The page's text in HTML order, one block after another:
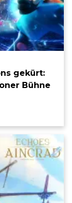
gekürt:
Bühne